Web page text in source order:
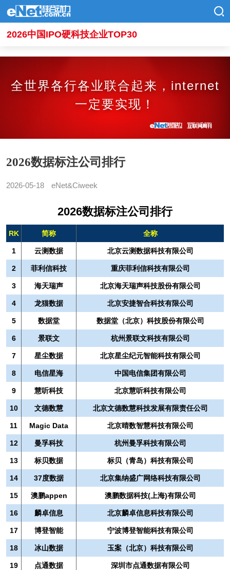
2026中国IPO硬科技企业TOP30
全世界各行各业联合起来，internet
一定要实现！
2026数据标注公司排行
2026-05-18 eNet&Ciweek
2026数据标注公司排行
RK 简称 全称
1 云测数据 北京云测数据科技有限公司
2 菲利信科技 重庆菲利信科技有限公司
3 海天瑞声 北京海天瑞声科技股份有限公司
4 龙猫数据 北京安捷智合科技有限公司
5 数据堂 数据堂（北京）科技股份有限公司
6 景联文 杭州景联文科技有限公司
7 星尘数据 北京星尘纪元智能科技有限公司
8 电信星海 中国电信集团有限公司
9 慧听科技 北京慧听科技有限公司
10 文德数慧 北京文德数慧科技发展有限责任公司
11 Magic Data 北京晴数智慧科技有限公司
12 曼孚科技 杭州曼孚科技有限公司
13 标贝数据 标贝（青岛）科技有限公司
14 37度数据 北京集纳盛广网络科技有限公司
15 澳鹏appen 澳鹏数据科技(上海)有限公司
16 麟卓信息 北京麟卓信息科技有限公司
17 博登智能 宁波博登智能科技有限公司
18 冰山数据 玉案（北京）科技有限公司
19 点通数据 深圳市点通数据有限公司